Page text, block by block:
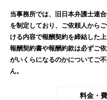
当事務所では、旧日本弁護士連
を制定しており、ご依頼人から
ける内容で報酬契約を締結した
報酬契約書や報酬約款は必ずご
がいくらになるのかについてご
ん。
料金・